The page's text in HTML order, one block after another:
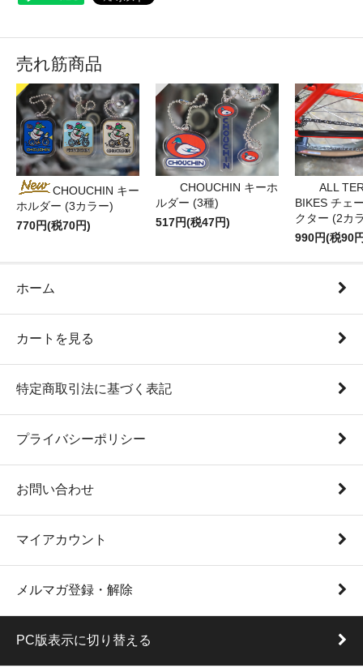
売れ筋商品
CHOUCHIN キー
ホルダー (3カラー)
770円(税70円)
CHOUCHIN キーホ
ルダー (3種)
517円(税47円)
ALL
BIKES チェ
クター (2カ
990円(税90
ホーム
カートを見る
特定商取引法に基づく表記
プライバシーポリシー
お問い合わせ
マイアカウント
メルマガ登録・解除
PC版表示に切り替える